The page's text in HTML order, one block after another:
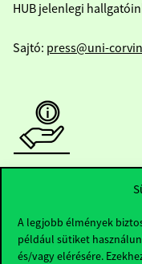
A legjobb élmények
például sütiket
és/vagy elérésére.
HUB jelenlegi
Sajtó: press@uni-
Nyitvatartás